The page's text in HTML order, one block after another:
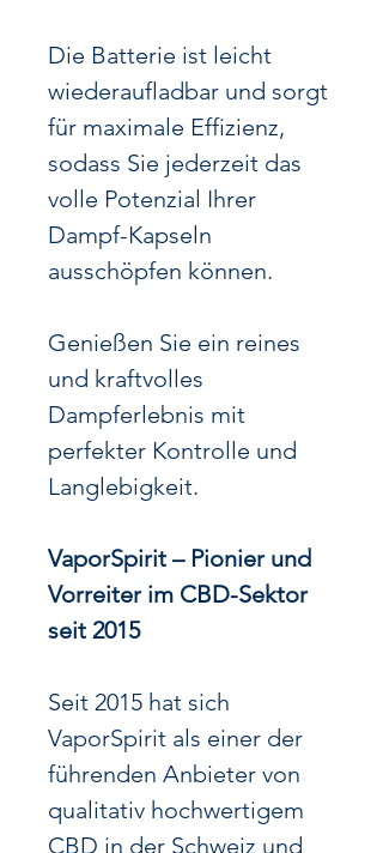
Die Batterie ist leicht
wiederaufladbar und sorgt
für maximale Effizienz,
sodass Sie jederzeit das
volle Potenzial Ihrer
Dampf-Kapseln
ausschöpfen können.
Genießen Sie ein reines
und kraftvolles
Dampferlebnis mit
perfekter Kontrolle und
Langlebigkeit.
VaporSpirit – Pionier und
Vorreiter im CBD-Sektor
seit 2015
Seit 2015 hat sich
VaporSpirit als einer der
führenden Anbieter von
qualitativ hochwertigem
CBD in der Schweiz und